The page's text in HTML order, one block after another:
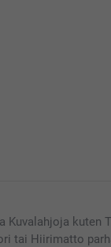
Kuvalahjoja kuten
tai Hiirimatto